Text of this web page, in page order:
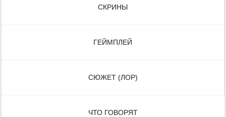
СКРИНЫ
ГЕЙМПЛЕЙ
СЮЖЕТ (ЛОР)
ЧТО ГОВОРЯТ